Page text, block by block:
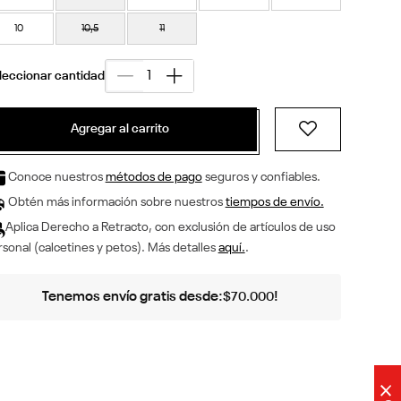
×
10 10,5 11
Agregar al carrito
Conoce nuestros métodos de pagoseguros y confiables.
Obtén más información sobre nuestros tiempos de envío.
Aplica Derecho a Retracto, con exclusión de artículos de uso
(calcetines y petos). Más detalles aquí..
Tenemos envío gratis desde:$70.000!